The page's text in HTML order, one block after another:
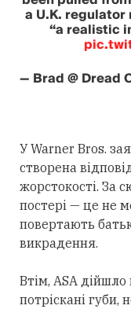
a U.K.
“a realistic
— Brad @ Dread
У Warner Bros.
створена
жорстокості. За
постері — це не
повертають
викрадення.
Втім, ASA дійшло
потріскані губи,